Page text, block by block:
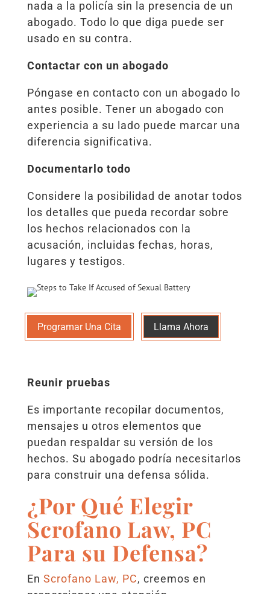
nada a la policía sin la presencia de un
abogado. Todo lo que diga puede ser
usado en su contra.
Contactar con un abogado
Póngase en contacto con un abogado lo
antes posible. Tener un abogado con
experiencia a su lado puede marcar una
diferencia significativa.
Documentarlo todo
Considere la posibilidad de anotar todos
los detalles que pueda recordar sobre
los hechos relacionados con la
acusación, incluidas fechas, horas,
lugares y testigos.
Programar Una Cita Llama Ahora
Reunir pruebas
Es importante recopilar documentos,
mensajes u otros elementos que
puedan respaldar su versión de los
hechos. Su abogado podría necesitarlos
para construir una defensa sólida.
¿Por Qué Elegir
Scrofano Law, PC
Para su Defensa?
En Scrofano Law, PC, creemos en